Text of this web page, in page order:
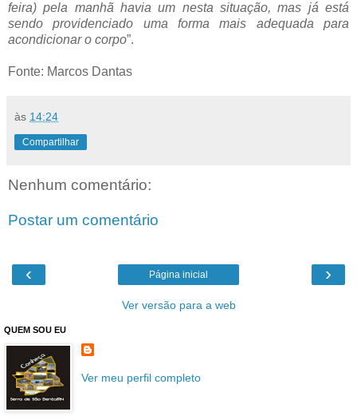
feira) pela manhã havia um nesta situação, mas já está
sendo providenciado uma forma mais adequada para
acondicionar o corpo”.
Fonte: Marcos Dantas
às 14:24
Compartilhar
Nenhum comentário:
Postar um comentário
‹ ›
Página inicial
Ver versão para a web
QUEM SOU EU
Ver meu perfil completo